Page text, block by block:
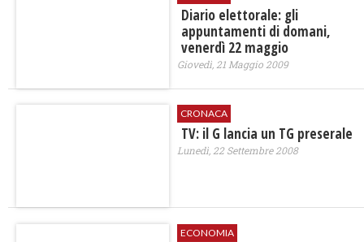
Diario elettorale: gli
appuntamenti di domani,
venerdì 22 maggio
Giovedì, 21 Maggio 2009
CRONACA
TV: il G lancia un TG preserale
Lunedì, 22 Settembre 2008
ECONOMIA